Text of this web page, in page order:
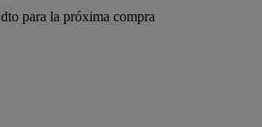
dto para la próxima compra